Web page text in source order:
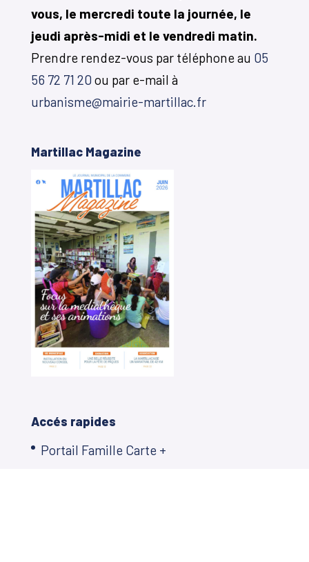
vous, le mercredi toute la journée, le
jeudi après-midi et le vendredi matin.
Prendre rendez-vous par téléphone au 05
56 72 71 20 ou par e-mail à
urbanisme@mairie-martillac.fr
Martillac Magazine
Accés rapides
Portail Famille Carte +